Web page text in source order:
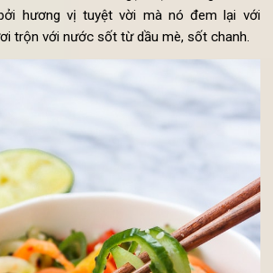
mè
chắc chắn sẽ đánh gục bạn không chỉ
bởi hương vị tuyệt vời mà nó đem lại
trộn với nước sốt từ dầu mè, sốt chanh.